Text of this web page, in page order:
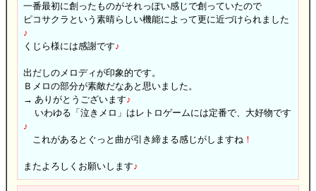
一番最初に創ったものがそれっぽい感じで創っていたので
ピコサクラという素晴らしい機能によって更に近づけられました
♪
くじら様には感謝です♪
出だしのメロディが印象的です。
Ｂメロの部分が素敵だなあと思いました。
→ ありがとうございます♪
いわゆる「泣きメロ」はレトロゲームには定番で、大好物です
♪
これがあるとぐっと曲が引き締まる感じがしますね ！
またよろしくお願いします♪